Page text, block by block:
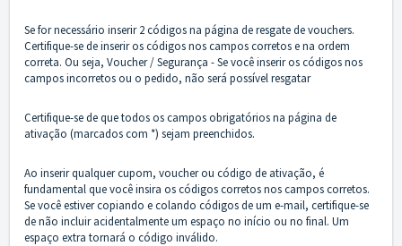
Se for necessário inserir 2 códigos na página de resgate de vouchers.
Certifique-se de inserir os códigos nos campos corretos e na ordem
correta. Ou seja, Voucher / Segurança - Se você inserir os códigos nos
campos incorretos ou o pedido, não será possível resgatar
Certifique-se de que todos os campos obrigatórios na página de
ativação (marcados com *) sejam preenchidos.
Ao inserir qualquer cupom, voucher ou código de ativação, é
fundamental que você insira os códigos corretos nos campos corretos.
Se você estiver copiando e colando códigos de um e-mail, certifique-se
de não incluir acidentalmente um espaço no início ou no final. Um
espaço extra tornará o código inválido.